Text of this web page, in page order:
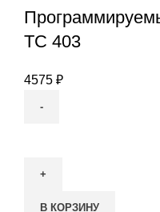
ТС 403
4575 ₽
Программируемый
В КОРЗИНУ